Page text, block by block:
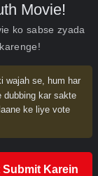
Movie!
ko sabse zyada
wajah se, hum har
dubbing kar sakte
ke liye vote
Submit Karein